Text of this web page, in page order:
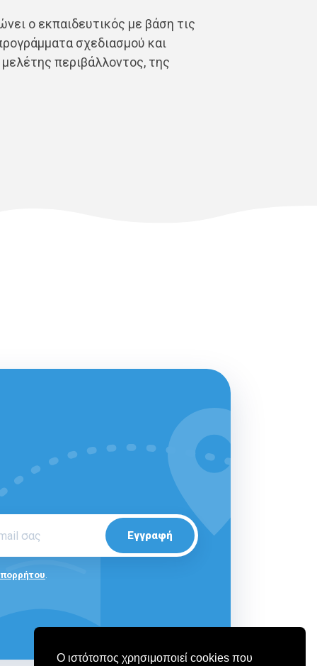
Ο ιστότοπος χρησιμοποιεί cookies που
ο εκπαιδευτικός με βάση τις
σχεδιασμού και
περιβάλλοντος, της
Εγγραφή
.